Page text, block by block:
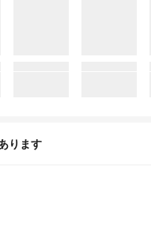
ります